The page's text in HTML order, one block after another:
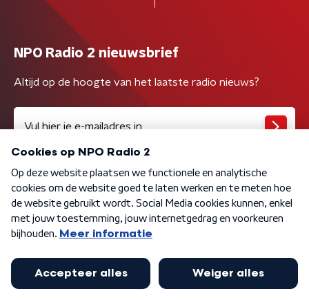
NPO Radio 2 nieuwsbrief
Altijd op de hoogte van het laatste radio nieuws?
Algemene voorwaarden